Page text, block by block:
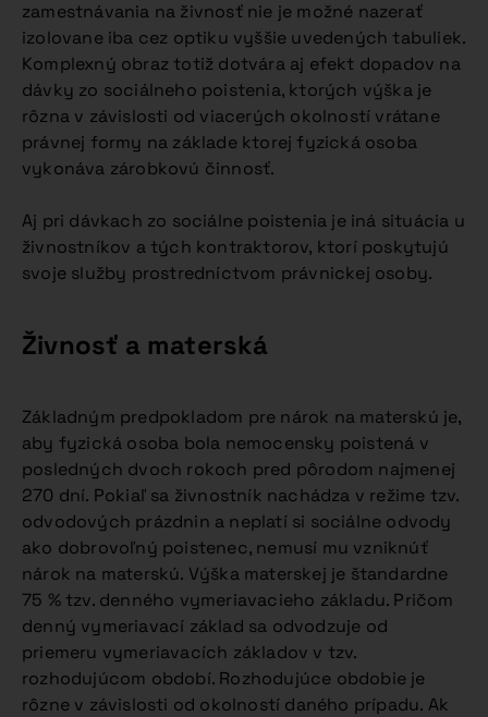
zamestnávania na živnosť nie je možné nazerať
izolovane iba cez optiku vyššie uvedených tabuliek.
Komplexný obraz totiž dotvára aj efekt dopadov na
dávky zo sociálneho poistenia, ktorých výška je
rôzna v závislosti od viacerých okolností vrátane
právnej formy na základe ktorej fyzická osoba
vykonáva zárobkovú činnosť.
Aj pri dávkach zo sociálne poistenia je iná situácia u
živnostníkov a tých kontraktorov, ktorí poskytujú
svoje služby prostredníctvom právnickej osoby.
Živnosť a materská
Základným predpokladom pre nárok na materskú je,
aby fyzická osoba bola nemocensky poistená v
posledných dvoch rokoch pred pôrodom najmenej
270 dní. Pokiaľ sa živnostník nachádza v režime tzv.
odvodových prázdnin a neplatí si sociálne odvody
ako dobrovoľný poistenec, nemusí mu vzniknúť
nárok na materskú. Výška materskej je štandardne
75 % tzv. denného vymeriavacieho základu. Pričom
denný vymeriavací základ sa odvodzuje od
priemeru vymeriavacích základov v tzv.
rozhodujúcom období. Rozhodujúce obdobie je
rôzne v závislosti od okolností daného prípadu. Ak